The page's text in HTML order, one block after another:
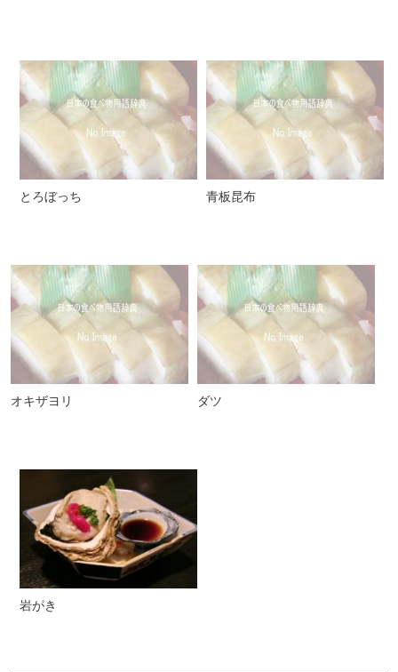
とろぼっち 青板昆布
オキザヨリ ダツ
岩がき